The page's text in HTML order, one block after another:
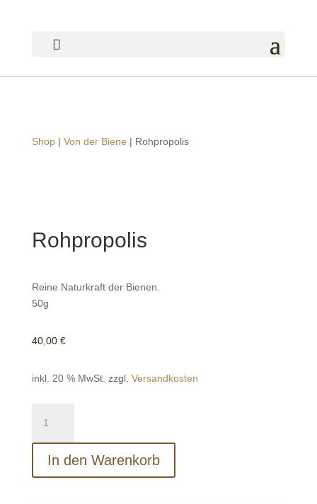

Shop| Von der Biene | Rohpropolis
Rohpropolis
Reine Naturkraft der Bienen.
50g
40,00 €
inkl. 20 % MwSt. zzgl. Versandkosten
Menge
In den Warenkorb